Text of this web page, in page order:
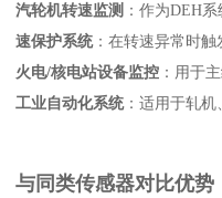
汽轮机转速监测 ：作为DEH
速保护系统：在转速异常时触
火电/核电站设备监控 ：用于
工业自动化系统：适用于轧机
与同类传感器对比优势